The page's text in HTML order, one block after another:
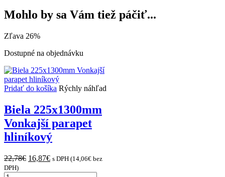
was:
20,06€.13,86€.
Mohlo by sa Vám tiež páčiť...
Zľava 26%
Dostupné na objednávku
Pridať do košíka Rýchly náhľad
Biela 225x1300mm
Vonkajší parapet
hliníkový
22,78€ Original
16,87€Current
s DPH (14,06€ bez
DPH)